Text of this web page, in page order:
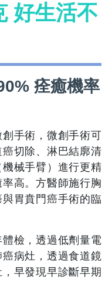
好生活不
痊癒機率
手術，微創手術可
切除、淋巴結廓清
械手臂）進行更精
高。方醫師施行胸
胃賁門癌手術的臨
檢，透過低劑量電
病灶，透過食道鏡
早發現早診斷早期